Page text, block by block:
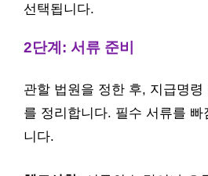
선택됩니다.
2단계: 서류 준비
관할 법원을 정한 후, 지급명
를 정리합니다. 필수 서류를
니다.